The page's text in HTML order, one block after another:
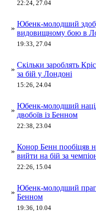
22:24, 27.04
»
Юбенк-молодший
видовищному бою в
19:33, 27.04
»
Скільки зароблять
за бій у Лондоні
15:26, 24.04
»
Юбенк-молодший
двобоїв із Бенном
22:38, 23.04
»
Конор Бенн пообіцяв
вийти на бій за
22:26, 15.04
»
Юбенк-молодший
Бенном
19:36, 10.04